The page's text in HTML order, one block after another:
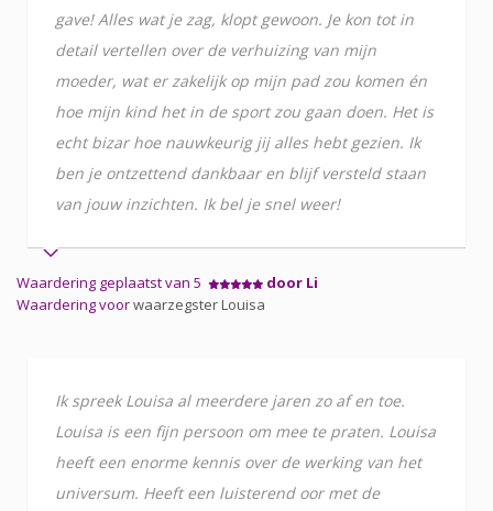
gave! Alles wat je zag, klopt gewoon. Je kon tot in
detail vertellen over de verhuizing van mijn
moeder, wat er zakelijk op mijn pad zou komen én
hoe mijn kind het in de sport zou gaan doen. Het is
echt bizar hoe nauwkeurig jij alles hebt gezien. Ik
ben je ontzettend dankbaar en blijf versteld staan
van jouw inzichten. Ik bel je snel weer!
Waardering geplaatst van 5
door Li
Waardering voorwaarzegster Louisa
Ik spreek Louisa al meerdere jaren zo af en toe.
Louisa is een fijn persoon om mee te praten. Louisa
heeft een enorme kennis over de werking van het
universum. Heeft een luisterend oor met de